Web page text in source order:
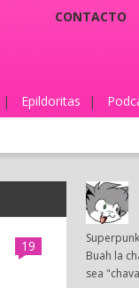
CONTACTO
| Epildoritas |
19
Buah la
sea